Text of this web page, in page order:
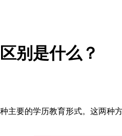
别是什么？
主要的学历教育形式。这两